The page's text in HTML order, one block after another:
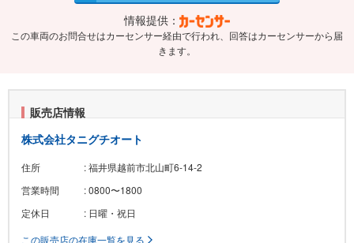
情報提供：
この車両のお問合せはカーセンサー経由で行われ、回答はカーセンサーから届
きます。
販売店情報
株式会社タニグチオート
住所
: 福井県越前市北山町6-14-2
営業時間
: 0800〜1800
定休日
: 日曜・祝日
この販売店の在庫一覧を見る